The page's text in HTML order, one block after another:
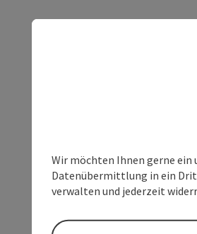
Wir möchten Ihnen gerne ein
Datenübermittlung in ein
verwalten und jederzeit